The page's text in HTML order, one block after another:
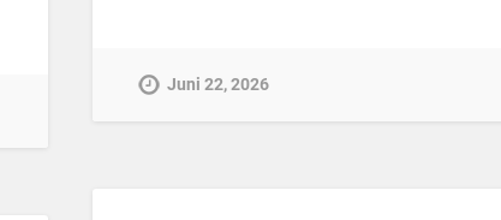
Juni 22, 2026